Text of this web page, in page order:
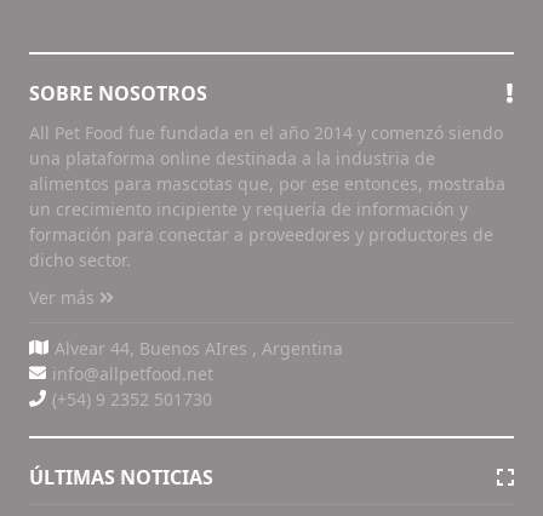
SOBRE NOSOTROS
All Pet Food fue fundada en el año 2014 y comenzó siendo
una plataforma online destinada a la industria de
alimentos para mascotas que, por ese entonces, mostraba
un crecimiento incipiente y requería de información y
formación para conectar a proveedores y productores de
dicho sector.
Ver más
Alvear 44, Buenos AIres , Argentina
info@allpetfood.net
(+54) 9 2352 501730
ÚLTIMAS NOTICIAS